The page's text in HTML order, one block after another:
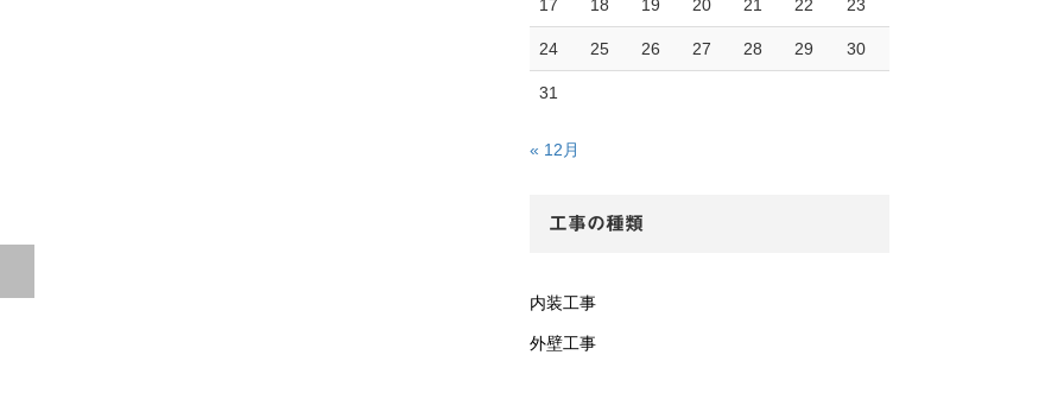
17 18 19 20 21 22 23
24 25 26 27 28 29 30
31
« 12月
工事の種類
内装工事
外壁工事